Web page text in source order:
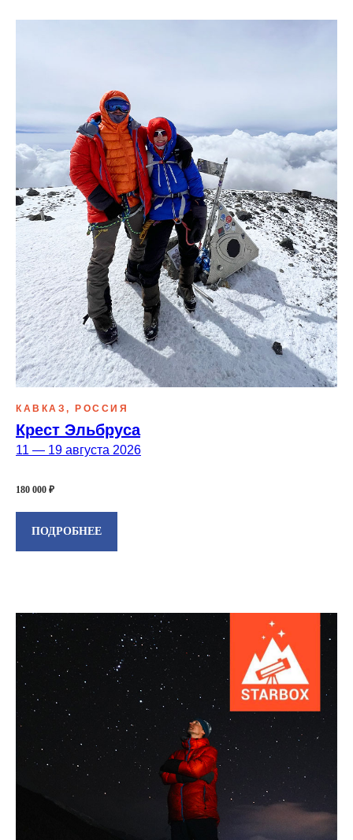
КАВКАЗ, РОССИЯ
Крест Эльбруса
11 — 19 августа 2026
180 000 ₽
ПОДРОБНЕЕ